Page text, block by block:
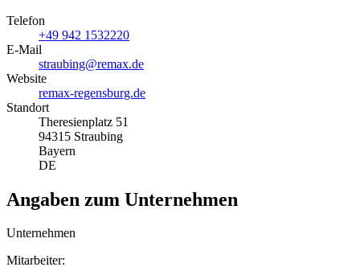
Telefon
+49 942 1532220
E-Mail
straubing@remax.de
Website
remax-regensburg.de
Standort
Theresienplatz 51
94315 Straubing
Bayern
DE
Angaben zum Unternehmen
Unternehmen
Mitarbeiter: